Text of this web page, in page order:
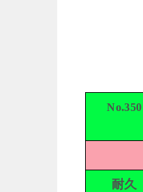
No.350
耐久